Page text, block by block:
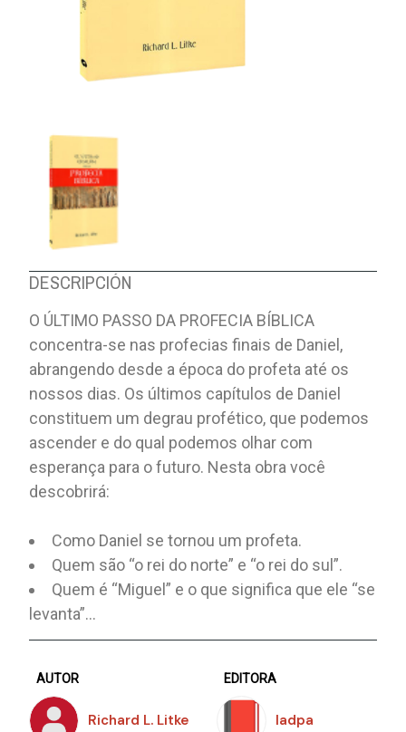
DESCRIPCIÓN
O ÚLTIMO PASSO DA PROFECIA BÍBLICA
concentra-se nas profecias finais de Daniel,
abrangendo desde a época do profeta até os
nossos dias. Os últimos capítulos de Daniel
constituem um degrau profético, que podemos
ascender e do qual podemos olhar com
esperança para o futuro. Nesta obra você
descobrirá:
Como Daniel se tornou um profeta.
Quem são “o rei do norte” e “o rei do sul”.
Quem é “Miguel” e o que significa que ele “se
levanta”...
AUTOR
Richard L. Litke
EDITORA
Iadpa